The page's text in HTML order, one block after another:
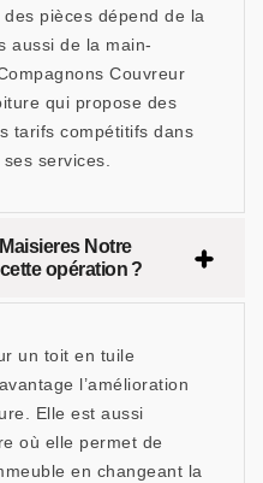
pièces dépend de la
aussi de la main-
Couvreur
qui propose des
tarifs compétitifs dans
services.
Notre
opération ?
un toit en tuile
l’amélioration
Elle est aussi
où elle permet de
en changeant la